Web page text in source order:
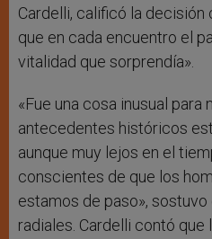
Cardelli, calificó la decisión
que en cada encuentro el
vitalidad que sorprendía».
«Fue una cosa inusual para
antecedentes históricos
aunque muy lejos en el
conscientes de que los
estamos de paso»,
radiales. Cardelli contó